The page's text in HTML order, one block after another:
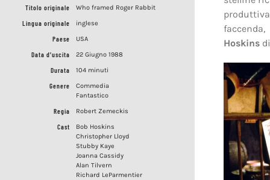
Titolo originale
Who framed Roger Rabbit
Lingua originale
inglese
Paese
USA
Data d’uscita
22 Giugno 1988
Durata
104 minuti
Genere
Commedia
Fantastico
Regia
Robert Zemeckis
Cast
Bob Hoskins
Christopher Lloyd
Stubby Kaye
Joanna Cassidy
Alan Tilvern
Richard LeParmentier
Hoskinsdi